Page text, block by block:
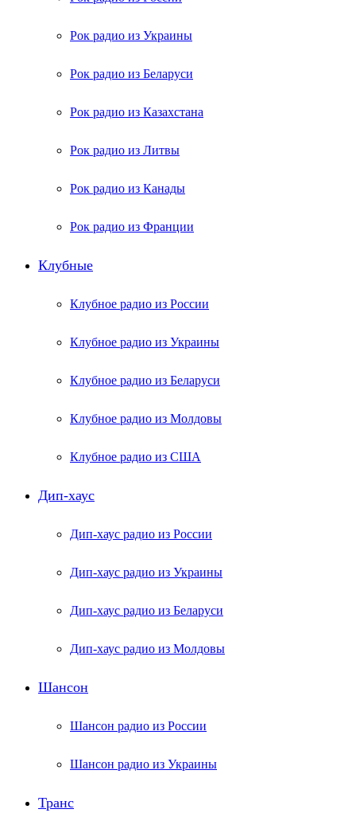
Рок радио из Украины
Рок радио из Беларуси
Рок радио из Казахстана
Рок радио из Литвы
Рок радио из Канады
Рок радио из Франции
Клубные
Клубное радио из России
Клубное радио из Украины
Клубное радио из Беларуси
Клубное радио из Молдовы
Клубное радио из США
Дип-хаус
Дип-хаус радио из России
Дип-хаус радио из Украины
Дип-хаус радио из Беларуси
Дип-хаус радио из Молдовы
Шансон
Шансон радио из России
Шансон радио из Украины
Транс